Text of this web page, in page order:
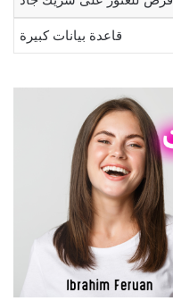
قاعدة بيانات كبيرة